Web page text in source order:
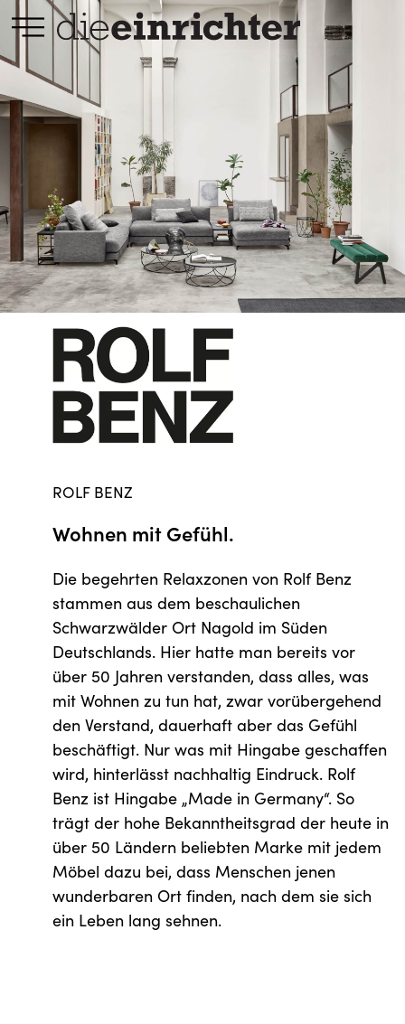
ROLF BENZ
Wohnen mit Gefühl.
Die begehrten Relaxzonen von Rolf Benz
stammen aus dem beschaulichen
Schwarzwälder Ort Nagold im Süden
Deutschlands. Hier hatte man bereits vor
über 50 Jahren verstanden, dass alles, was
mit Wohnen zu tun hat, zwar vorübergehend
den Verstand, dauerhaft aber das Gefühl
beschäftigt. Nur was mit Hingabe geschaffen
wird, hinterlässt nachhaltig Eindruck. Rolf
Benz ist Hingabe „Made in Germany“. So
trägt der hohe Bekanntheitsgrad der heute in
über 50 Ländern beliebten Marke mit jedem
Möbel dazu bei, dass Menschen jenen
wunderbaren Ort finden, nach dem sie sich
ein Leben lang sehnen.